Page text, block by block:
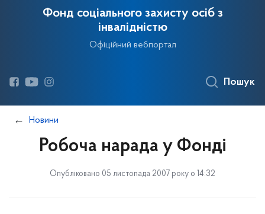
Фонд соціального захисту осіб з
інвалідністю
Офіційний вебпортал
Пошук
Новини
Робоча нарада у Фонді
Опубліковано 05 листопада 2007 року о 14:32